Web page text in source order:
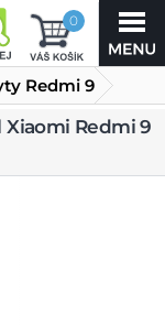
0
Redmi 9
Redmi 9
Xiaomi Redmi 9